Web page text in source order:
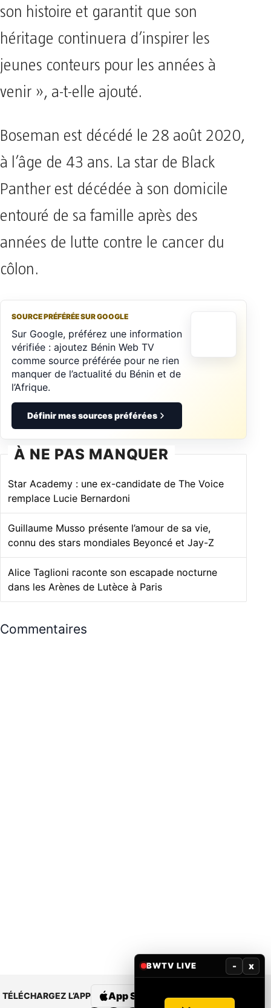
son histoire et garantit que son
héritage continuera d’inspirer les
jeunes conteurs pour les années à
venir », a-t-elle ajouté.
Boseman est décédé le 28 août 2020,
à l’âge de 43 ans. La star de Black
Panther est décédée à son domicile
entouré de sa famille après des
années de lutte contre le cancer du
côlon.
SOURCE PRÉFÉRÉE SUR GOOGLE
Sur Google, préférez une information
vérifiée : ajoutez Bénin Web TV
comme source préférée pour ne rien
manquer de l’actualité du Bénin et de
l’Afrique.
Définir mes sources préférées
À NE PAS MANQUER
Star Academy : une ex-candidate de The Voice
remplace Lucie Bernardoni
Guillaume Musso présente l’amour de sa vie,
connu des stars mondiales Beyoncé et Jay-Z
Alice Taglioni raconte son escapade nocturne
dans les Arènes de Lutèce à Paris
Commentaires
TÉLÉCHARGEZ L’APP App Store Google Play
BWTV LIVE - x